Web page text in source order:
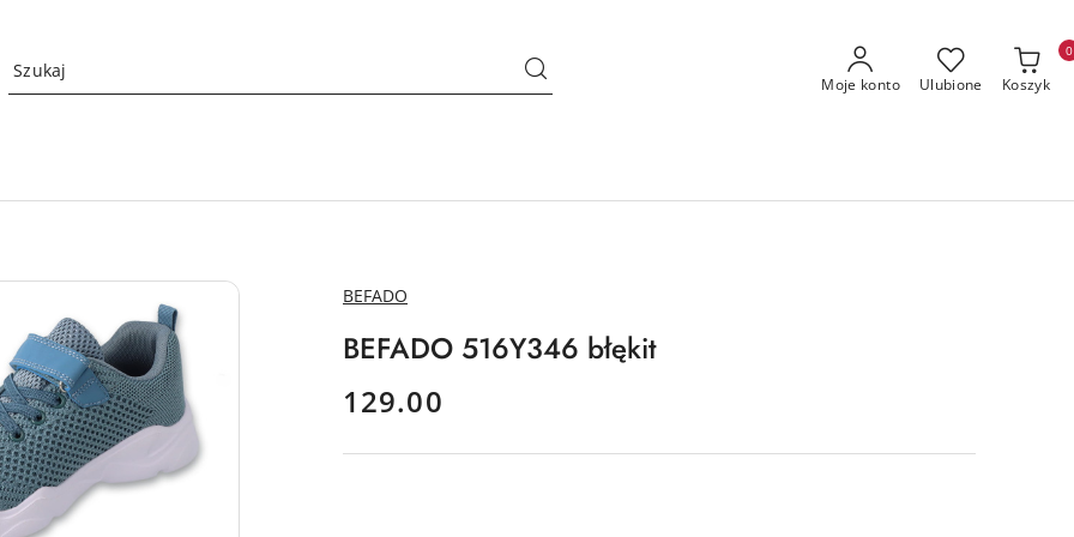
Moje konto Ulubione Koszyk
0
NAZWA
PRODUCENTA:
BEFADO
BEFADO 516Y346 błękit
cena:
129.00